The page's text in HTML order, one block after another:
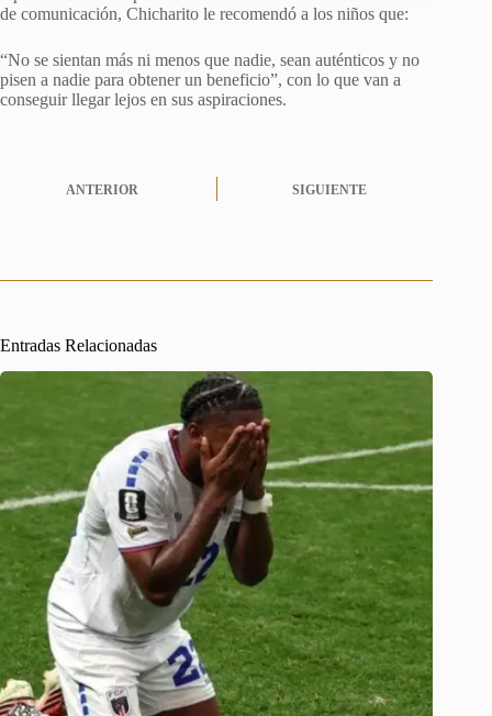
de comunicación, Chicharito le recomendó a los niños que:
“No se sientan más ni menos que nadie, sean auténticos y no
pisen a nadie para obtener un beneficio”, con lo que van a
conseguir llegar lejos en sus aspiraciones.
ANTERIOR SIGUIENTE
Entradas Relacionadas